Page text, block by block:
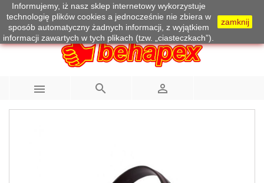
Informujemy, iż nasz sklep internetowy wykorzystuje
technologię plików cookies a jednocześnie nie zbiera w
sposób automatyczny żadnych informacji, z wyjątkiem
informacji zawartych w tych plikach (tzw. „ciasteczkach”).
zamknij
Telefon:733 100 215
  